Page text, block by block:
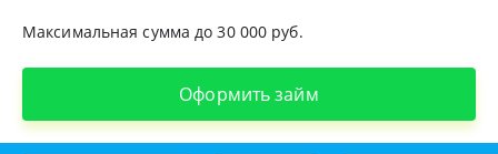
Максимальная сумма до 30 000 руб.
Оформить займ